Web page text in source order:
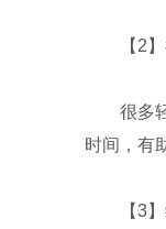
【2
很多
时间，有
【3